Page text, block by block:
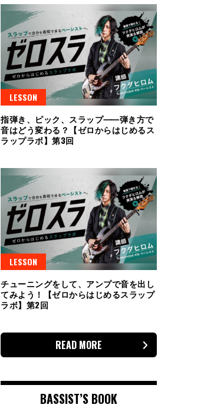
LESSON
指弾き、ピック、スラップ⸺弾き方で
音はどう変わる？【ゼロからはじめるス
ラップラボ】第3回
LESSON
チューニングをして、アンプで音を出し
てみよう！【ゼロからはじめるスラップ
ラボ】第2回
READ MORE
BASSIST’S BOOK